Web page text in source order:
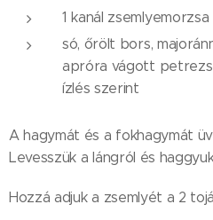
1 kanál zsemlyemorzsa
só, őrölt bors,
apróra vágott
ízlés szerint
A hagymát és a fokhagymát
Levesszük a lángról és
Hozzá adjuk a zsemlyét a 2